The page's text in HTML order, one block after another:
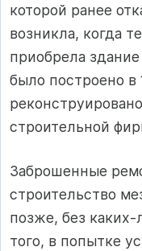
которой ранее
возникла, когда
приобрела
было построено в
строительной
Заброшенные
строительство
позже, без
того, в попытке